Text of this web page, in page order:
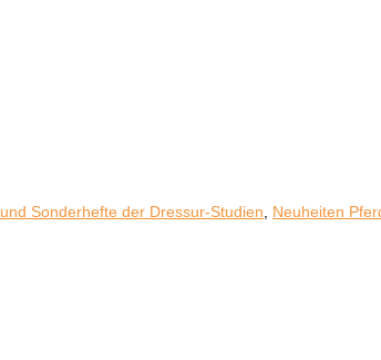
Sonderhefte der Dressur-Studien Neuheiten